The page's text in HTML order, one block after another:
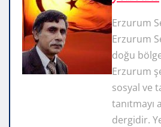
Erzurum
Erzurum
doğu
Erzurum
sosyal ve
tanıtmayı
dergidir.